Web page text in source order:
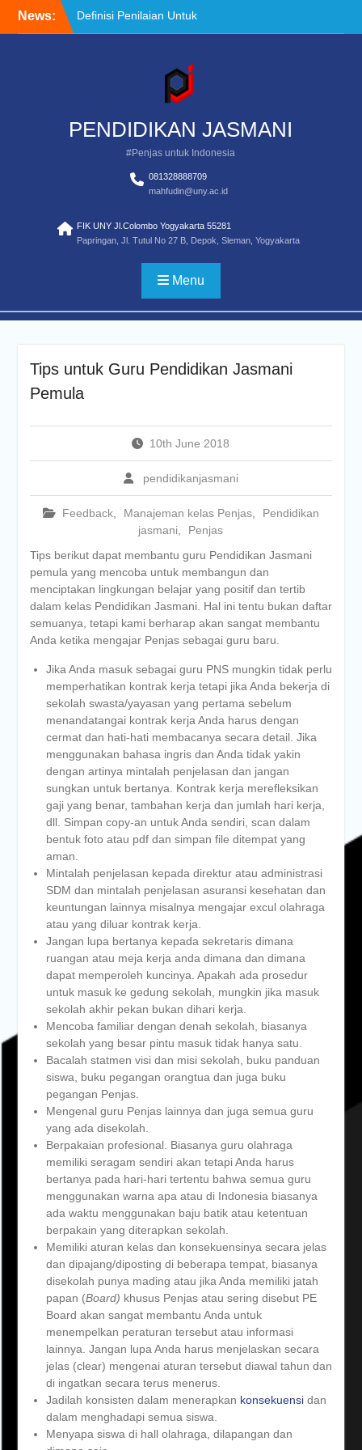
News:
Definisi Penilaian Untuk
Pendidikan Jasmasi
Pendidikan Jasmani
PENDIDIKAN JASMANI
#Penjas untuk Indonesia
081328888709
mahfudin@uny.ac.id
FIK UNY Jl.Colombo Yogyakarta 55281
Papringan, Jl. Tutul No 27 B, Depok, Sleman, Yogyakarta
Menu
Tips untuk Guru Pendidikan Jasmani
Pemula
10th June 2018
pendidikanjasmani
Feedback, Manajeman kelas Penjas,
Pendidikan
jasmani
Penjas
Tips berikut dapat membantu guru Pendidikan Jasmani
pemula yang mencoba untuk membangun dan
menciptakan lingkungan belajar yang positif dan tertib
dalam kelas Pendidikan Jasmani. Hal ini tentu bukan daftar
semuanya, tetapi kami berharap akan sangat membantu
Anda ketika mengajar Penjas sebagai guru baru.
Jika Anda masuk sebagai guru PNS mungkin tidak perlu
memperhatikan kontrak kerja tetapi jika Anda bekerja di
sekolah swasta/yayasan yang pertama sebelum
menandatangai kontrak kerja Anda harus dengan
cermat dan hati-hati membacanya secara detail. Jika
menggunakan bahasa ingris dan Anda tidak yakin
dengan artinya mintalah penjelasan dan jangan
sungkan untuk bertanya. Kontrak kerja merefleksikan
gaji yang benar, tambahan kerja dan jumlah hari kerja,
dll. Simpan copy-an untuk Anda sendiri, scan dalam
bentuk foto atau pdf dan simpan file ditempat yang
aman.
Mintalah penjelasan kepada direktur atau administrasi
SDM dan mintalah penjelasan asuransi kesehatan dan
keuntungan lainnya misalnya mengajar excul olahraga
atau yang diluar kontrak kerja.
Jangan lupa bertanya kepada sekretaris dimana
ruangan atau meja kerja anda dimana dan dimana
dapat memperoleh kuncinya. Apakah ada prosedur
untuk masuk ke gedung sekolah, mungkin jika masuk
sekolah akhir pekan bukan dihari kerja.
Mencoba familiar dengan denah sekolah, biasanya
sekolah yang besar pintu masuk tidak hanya satu.
Bacalah statmen visi dan misi sekolah, buku panduan
siswa, buku pegangan orangtua dan juga buku
pegangan Penjas.
Mengenal guru Penjas lainnya dan juga semua guru
yang ada disekolah.
Berpakaian profesional. Biasanya guru olahraga
memiliki seragam sendiri akan tetapi Anda harus
bertanya pada hari-hari tertentu bahwa semua guru
menggunakan warna apa atau di Indonesia biasanya
ada waktu menggunakan baju batik atau ketentuan
berpakain yang diterapkan sekolah.
Memiliki aturan kelas dan konsekuensinya secara jelas
dan dipajang/diposting di beberapa tempat, biasanya
disekolah punya mading atau jika Anda memiliki jatah
papan (Board) khusus Penjas atau sering disebut PE
Board akan sangat membantu Anda untuk
menempelkan peraturan tersebut atau informasi
lainnya. Jangan lupa Anda harus menjelaskan secara
jelas (clear) mengenai aturan tersebut diawal tahun dan
di ingatkan secara terus menerus.
Jadilah konsisten dalam menerapkan konsekuensi dan
dalam menghadapi semua siswa.
Menyapa siswa di hall olahraga, dilapangan dan